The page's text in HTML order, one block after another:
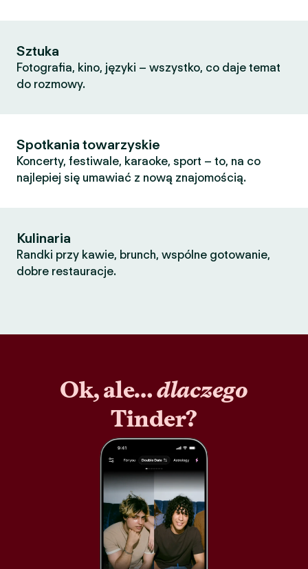
Sztuka
Fotografia, kino, języki – wszystko, co daje temat
do rozmowy.
Spotkania towarzyskie
Koncerty, festiwale, karaoke, sport – to, na co
najlepiej się umawiać z nową znajomością.
Kulinaria
Randki przy kawie, brunch, wspólne gotowanie,
dobre restauracje.
Ok, ale…dlaczego
Tinder?